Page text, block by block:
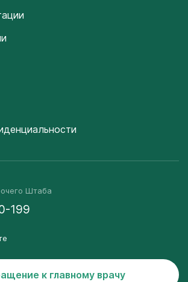
Штаба
199
к главному врачу